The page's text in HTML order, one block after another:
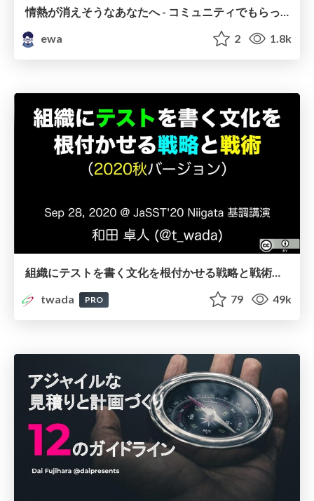
情熱が消えそうなあなたへ - コミュニティでもらった処方箋たち/prescriptions-from-community
ewa
2 1.8k
組織にテストを書く文化を根付かせる戦略と戦術（2020秋版） / Strategy and Tactics of Building Automated Testing Culture into Organization 2020 Autumn Edition
twada
PRO 79 49k